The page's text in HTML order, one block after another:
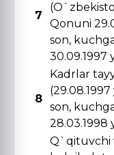
7
Qonuni
son,
30.09.1997
8
Kadrlar
son,
28.03.1998
Q`qituvchi